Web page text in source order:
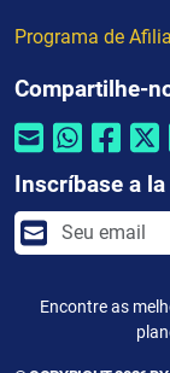
Programa de
Compartilhe-
Inscríbase a
Encontre as